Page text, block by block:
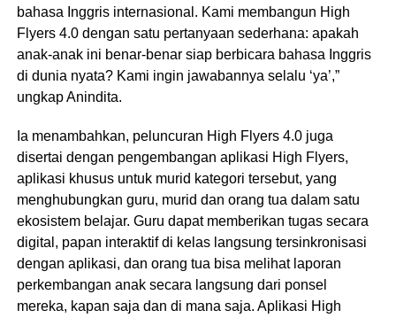
bahasa Inggris internasional. Kami membangun High
Flyers 4.0 dengan satu pertanyaan sederhana: apakah
anak-anak ini benar-benar siap berbicara bahasa Inggris
di dunia nyata? Kami ingin jawabannya selalu ‘ya’,”
ungkap Anindita.
Ia menambahkan, peluncuran High Flyers 4.0 juga
disertai dengan pengembangan aplikasi High Flyers,
aplikasi khusus untuk murid kategori tersebut, yang
menghubungkan guru, murid dan orang tua dalam satu
ekosistem belajar. Guru dapat memberikan tugas secara
digital, papan interaktif di kelas langsung tersinkronisasi
dengan aplikasi, dan orang tua bisa melihat laporan
perkembangan anak secara langsung dari ponsel
mereka, kapan saja dan di mana saja. Aplikasi High